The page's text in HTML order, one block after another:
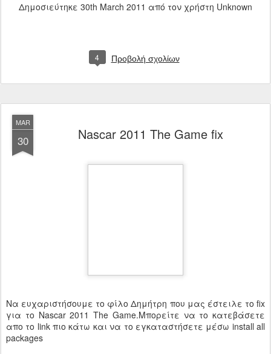
Δημοσιεύτηκε 30th March 2011 από τον χρήστη Unknown
4 Προβολή σχολίων
MAR
30 Νascar 2011 The Game fix
Να ευχαριστήσουμε το φίλο Δημήτρη που μας έστειλε το fix
για το Nascar 2011 The Game.Μπορείτε να το κατεβάσετε
απο το link πιο κάτω και να το εγκαταστήσετε μέσω install all
packages